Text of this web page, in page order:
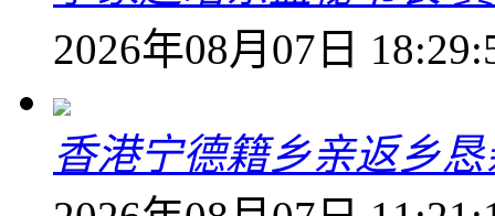
2026年08月07日
香港宁德籍乡亲返乡